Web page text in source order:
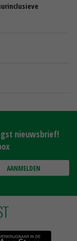
nieuwsbrief!
AANMELDEN